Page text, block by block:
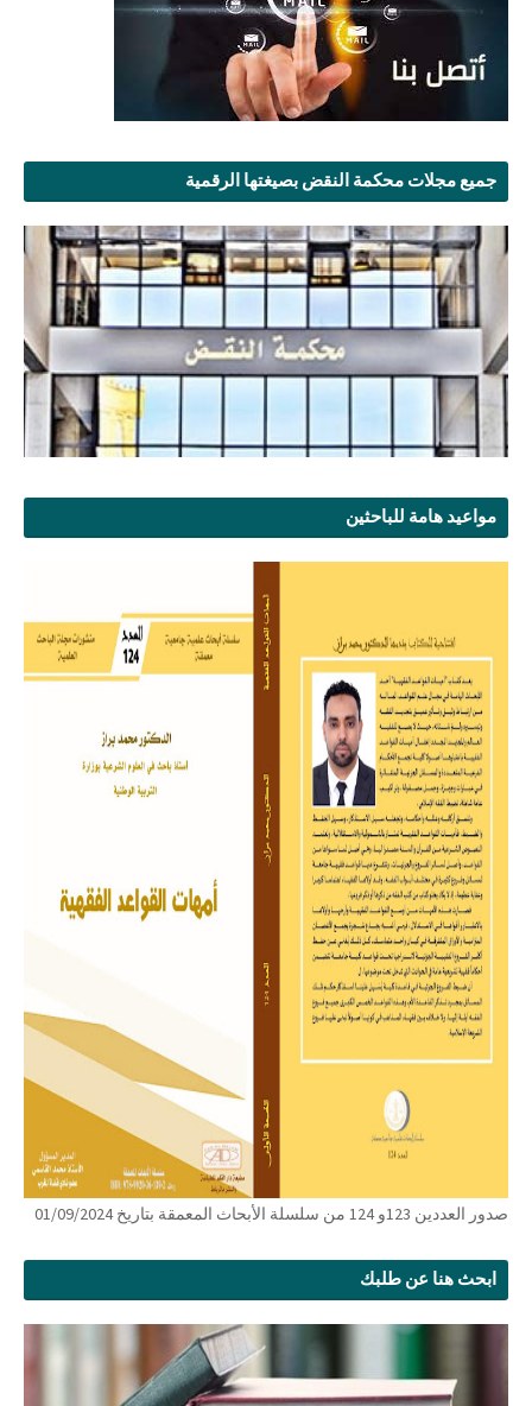
جميع مجلات محكمة النقض بصيغتها الرقمية
مواعيد هامة للباحثين
صدور العددين 123و 124 من سلسلة الأبحاث المعمقة بتاريخ 01/09/2024
ابحث هنا عن طلبك